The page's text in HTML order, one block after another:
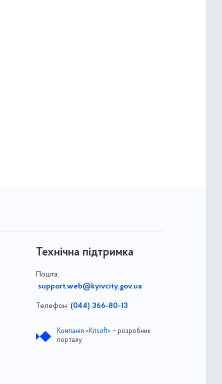
Технічна підтримка
Пошта:
support.web@kyivcity.gov.ua
Телефон: (044) 366-80-13
Компанія «Kitsoft» – розробник
порталу